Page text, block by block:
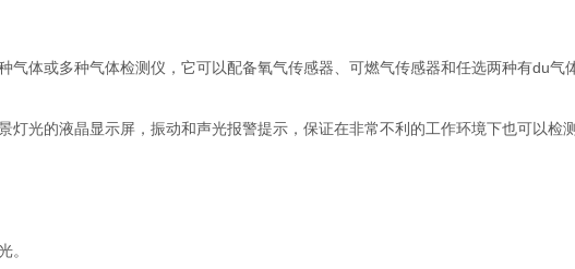
气体或多种气体检测仪，它可以配备氧气传感器、可燃气传感器和任选两种有du气
灯光的液晶显示屏，振动和声光报警提示，保证在非常不利的工作环境下也可以检
。